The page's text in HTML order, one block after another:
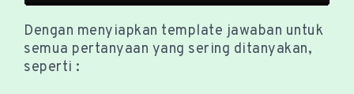
Dengan menyiapkan template jawaban untuk
semua pertanyaan yang sering ditanyakan,
seperti :